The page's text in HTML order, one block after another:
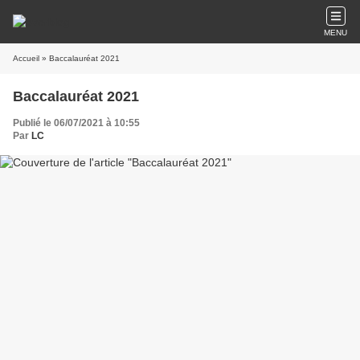
MENU
Accueil » Baccalauréat 2021
Baccalauréat 2021
Publié le 06/07/2021 à 10:55
Par LC